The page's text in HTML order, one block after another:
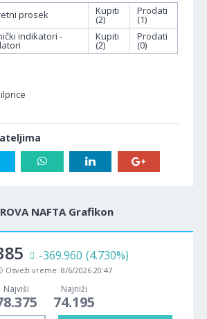
prosek Kupiti
(2)
Prodati
(1)
indikatori -
Kupiti
(2)
Prodati
(0)
NAFTA Grafikon
-369.960 (4.730%)
Osveži vreme: 8/6/2026 20:47
Najviši Najniži
74.195